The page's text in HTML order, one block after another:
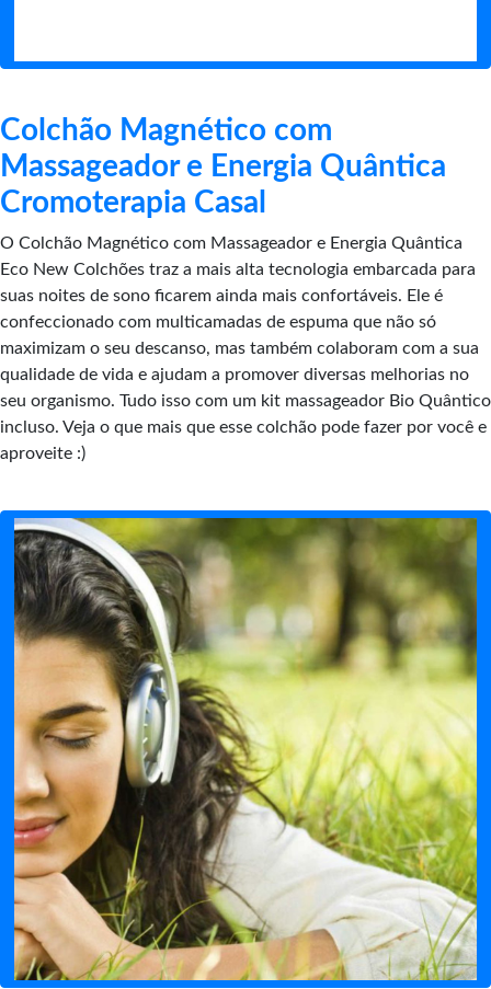
Colchão Magnético com
Massageador e Energia Quântica
Cromoterapia Casal
O Colchão Magnético com Massageador e Energia Quântica
Eco New Colchões traz a mais alta tecnologia embarcada para
suas noites de sono ficarem ainda mais confortáveis. Ele é
confeccionado com multicamadas de espuma que não só
maximizam o seu descanso, mas também colaboram com a sua
qualidade de vida e ajudam a promover diversas melhorias no
seu organismo. Tudo isso com um kit massageador Bio Quântico
incluso. Veja o que mais que esse colchão pode fazer por você e
aproveite :)